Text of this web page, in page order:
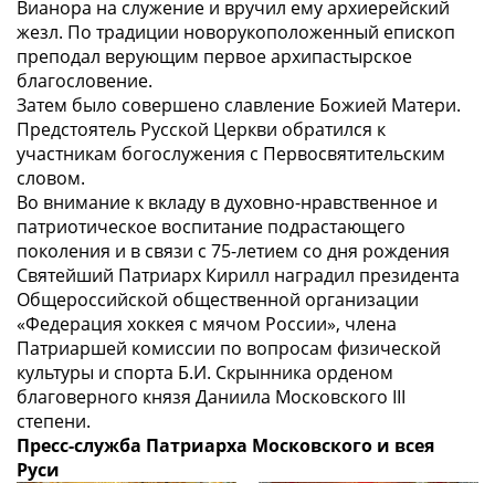
Вианора на служение и вручил ему архиерейский
жезл. По традиции новорукоположенный епископ
преподал верующим первое архипастырское
благословение.
Затем было совершено славление Божией Матери.
Предстоятель Русской Церкви обратился к
участникам богослужения с Первосвятительским
словом.
Во внимание к вкладу в духовно-нравственное и
патриотическое воспитание подрастающего
поколения и в связи с 75-летием со дня рождения
Святейший Патриарх Кирилл наградил президента
Общероссийской общественной организации
«Федерация хоккея с мячом России», члена
Патриаршей комиссии по вопросам физической
культуры и спорта Б.И. Скрынника орденом
благоверного князя Даниила Московского III
степени.
Пресс-служба Патриарха Московского и всея
Руси